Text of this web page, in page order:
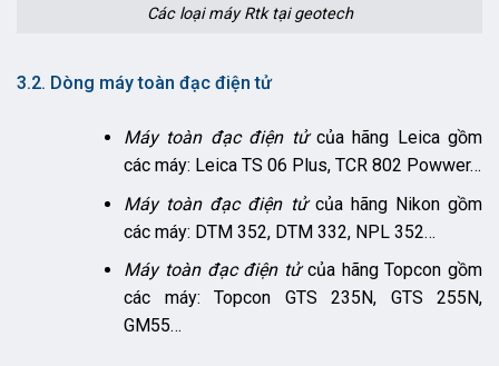
Các loại máy Rtk tại geotech
3.2. Dòng máy toàn đạc điện tử
Máy toàn đạc điện tửcủa hãng Leica gồm
các máy: Leica TS 06 Plus, TCR 802 Powwer…
Máy toàn đạc điện tửcủa hãng Nikon gồm
các máy: DTM 352, DTM 332, NPL 352…
Máy toàn đạc điện tửcủa hãng Topcon gồm
các máy: Topcon GTS 235N, GTS 255N,
GM55…